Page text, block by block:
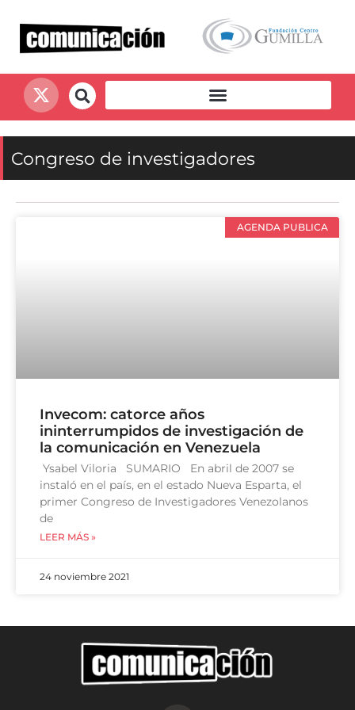
Congreso de investigadores
AGENDA PUBLICA
Invecom: catorce años
ininterrumpidos de investigación de
la comunicación en Venezuela
Ysabel Viloria SUMARIO En abril de 2007 se
instaló en el país, en el estado Nueva Esparta, el
primer Congreso de Investigadores Venezolanos
de
LEER MÁS »
24 noviembre 2021